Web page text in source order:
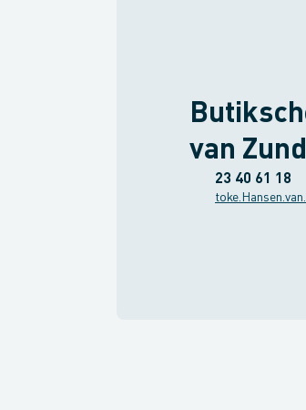
van
23 40 61 18